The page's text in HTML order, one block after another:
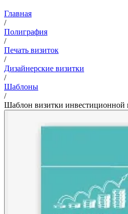
Главная
/
Полиграфия
/
Печать визиток
/
Дизайнерские визитки
/
Шаблоны
/
Шаблон визитки инвестиционной